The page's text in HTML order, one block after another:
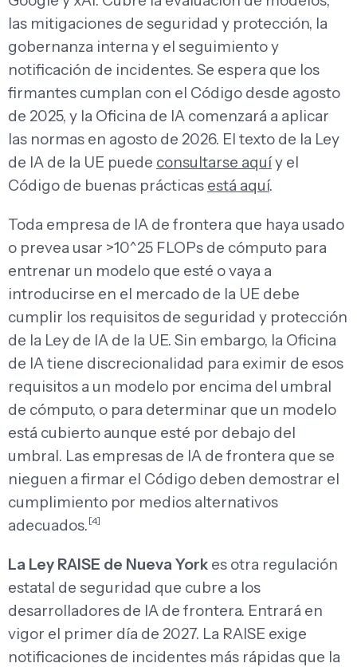
las mitigaciones de seguridad y protección, la
gobernanza interna y el seguimiento y
notificación de incidentes. Se espera que los
firmantes cumplan con el Código desde agosto
de 2025, y la Oficina de IA comenzará a aplicar
las normas en agosto de 2026. El texto de la Ley
de IA de la UE puede consultarse aquíy el
Código de buenas prácticas está aquí.
Toda empresa de IA de frontera que haya usado
o prevea usar >10^25 FLOPs de cómputo para
entrenar un modelo que esté o vaya a
introducirse en el mercado de la UE debe
cumplir los requisitos de seguridad y protección
de la Ley de IA de la UE. Sin embargo, la Oficina
de IA tiene discrecionalidad para eximir de esos
requisitos a un modelo por encima del umbral
de cómputo, o para determinar que un modelo
está cubierto aunque esté por debajo del
umbral. Las empresas de IA de frontera que se
nieguen a firmar el Código deben demostrar el
cumplimiento por medios alternativos
adecuados. [4]
La Ley RAISE de Nueva York es otra regulación
estatal de seguridad que cubre a los
desarrolladores de IA de frontera. Entrará en
vigor el primer día de 2027. La RAISE exige
notificaciones de incidentes más rápidas que la